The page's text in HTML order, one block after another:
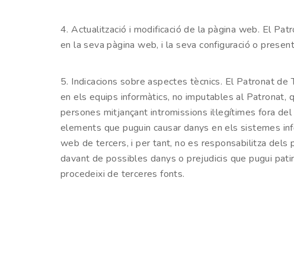
4. Actualització i modificació de la pàgina web. El
en la seva pàgina web, i la seva configuració o
5. Indicacions sobre aspectes tècnics. El Patronat
en els equips informàtics, no imputables al Patronat,
persones mitjançant intromissions il·legítimes fora
elements que puguin causar danys en els sistemes
web de tercers, i per tant, no es responsabilitza dels
davant de possibles danys o prejudicis que pugui
procedeixi de terceres fonts.